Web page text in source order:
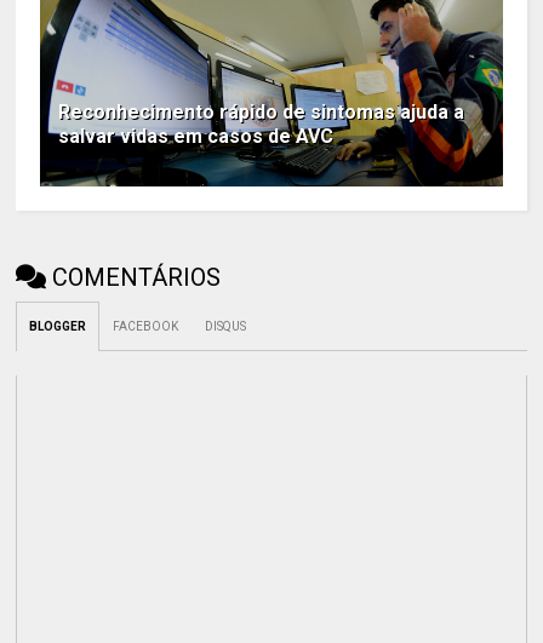
Reconhecimento rápido de sintomas ajuda a
salvar vidas em casos de AVC
COMENTÁRIOS
BLOGGER FACEBOOK DISQUS